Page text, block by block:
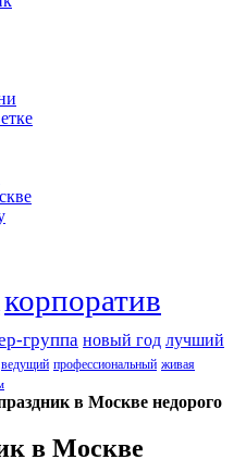
корпоратив
группа новый год лучший
ведущий профессиональный живая
в Москве недорого
в Москве